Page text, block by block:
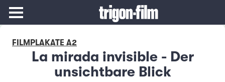
FILMPLAKATE A2
La mirada invisible - Der
unsichtbare Blick